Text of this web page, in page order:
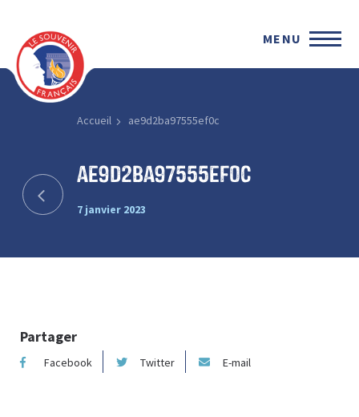
MENU
Accueil ae9d2ba97555ef0c
ae9d2ba97555ef0c
7 janvier 2023
Partager
Facebook Twitter E-mail